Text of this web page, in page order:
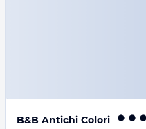
B&B Antichi Colori